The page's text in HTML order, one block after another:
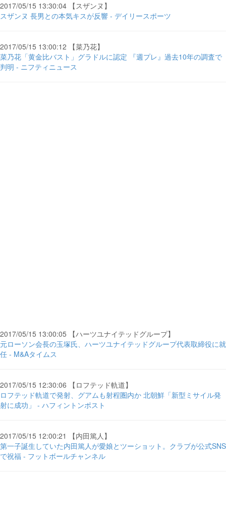
2017/05/15 13:30:04 【スザンヌ】
スザンヌ 長男との本気キスが反響 - デイリースポーツ
2017/05/15 13:00:12 【菜乃花】
菜乃花「黄金比バスト」グラドルに認定 『週プレ』過去10年の調査で
判明 - ニフティニュース
2017/05/15 13:00:05 【ハーツユナイテッドグループ】
元ローソン会長の玉塚氏、ハーツユナイテッドグループ代表取締役に就
任 - M&Aタイムス
2017/05/15 12:30:06 【ロフテッド軌道】
ロフテッド軌道で発射、グアムも射程圏内か 北朝鮮「新型ミサイル発
射に成功」 - ハフィントンポスト
2017/05/15 12:00:21 【内田篤人】
第一子誕生していた内田篤人が愛娘とツーショット。クラブが公式SNS
で祝福 - フットボールチャンネル